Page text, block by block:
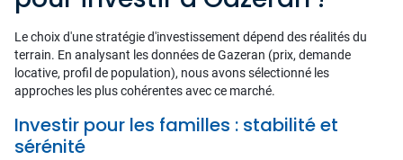
Le choix d'une stratégie d'investissement dépend des réalités du
terrain. En analysant les données de Gazeran (prix, demande
locative, profil de population), nous avons sélectionné les
approches les plus cohérentes avec ce marché.
Investir pour les familles : stabilité et
sérénité